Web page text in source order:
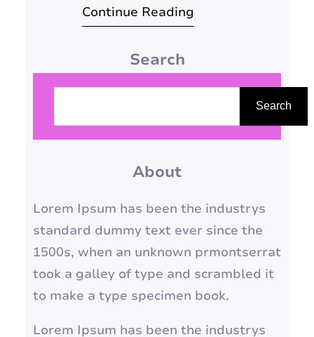
um de nós: a beleza interior.
e mentes, essa beleza
manifesta através de
qualidades como bondade,
compaixão, inteligência e força
convidamos você a…
Continue Reading
Search
s
a
r
Search
About
Lorem Ipsum has been the industrys
standard dummy text ever since the
1500s, when an unknown prmontserrat
took a galley of type and scrambled it
to make a type specimen book.
Lorem Ipsum has been the industrys